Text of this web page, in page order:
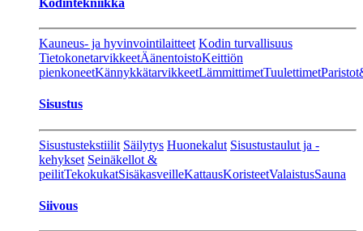
Kauneus- ja hyvinvointilaitteet Kodin turvallisuus
TietokonetarvikkeetÄänentoistoKeittiön
pienkoneetKännykkätarvikkeetLämmittimetTuulettimet
Sisustus
Sisustustekstiilit Säilytys Huonekalut Sisustustaulut ja -
kehykset Seinäkellot &
peilitTekokukatSisäkasveilleKattausKoristeetValaistusSauna
Siivous